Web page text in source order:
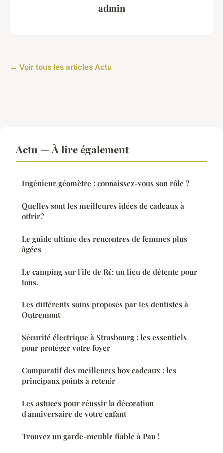
admin
← Voir tous les articles Actu
Actu — À lire également
Ingénieur géomètre : connaissez-vous son rôle ?
Quelles sont les meilleures idées de cadeaux à
offrir?
Le guide ultime des rencontres de femmes plus
âgées
Le camping sur l'ile de Ré: un lieu de détente pour
tous.
Les différents soins proposés par les dentistes à
Outremont
Sécurité électrique à Strasbourg : les essentiels
pour protéger votre foyer
Comparatif des meilleures box cadeaux : les
principaux points à retenir
Les astuces pour réussir la décoration
d'anniversaire de votre enfant
Trouvez un garde-meuble fiable à Pau !